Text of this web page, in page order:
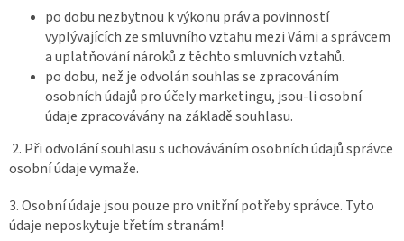
po dobu nezbytnou k výkonu práv a povinností
vyplývajících ze smluvního vztahu mezi Vámi a správcem
a uplatňování nároků z těchto smluvních vztahů.
po dobu, než je odvolán souhlas se zpracováním
osobních údajů pro účely marketingu, jsou-li osobní
údaje zpracovávány na základě souhlasu.
2. Při odvolání souhlasu s uchováváním osobních údajů správce
osobní údaje vymaže.
3. Osobní údaje jsou pouze pro vnitřní potřeby správce. Tyto
údaje neposkytuje třetím stranám!